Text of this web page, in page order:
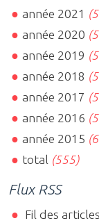
année 2021
année 2020
année 2019
année 2018
année 2017
année 2016
année 2015
total (555)
Flux RSS
Fil des articles